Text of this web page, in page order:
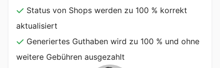
Status von Shops werden zu 100 % korrekt
aktualisiert
Generiertes Guthaben wird zu 100 % und ohne
weitere Gebühren ausgezahlt